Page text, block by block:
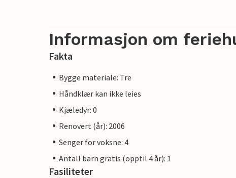
Informasjon om
Fakta
Bygge materiale: Tre
Håndklær kan ikke leies
Kjæledyr: 0
Renovert (år): 2006
Senger for voksne: 4
Antall barn gratis (opptil 4 år): 1
Fasiliteter